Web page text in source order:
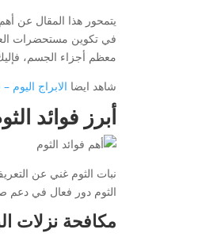
يتمحور هذا المقال عن
في تكوين مستحضرات
معظم أجزاء الجسم،
شاهد ايضا الابراج
أبرز فوائد
نبات الثوم غني عن
الثوم دور فعال في دعم
مكافحة نزلات